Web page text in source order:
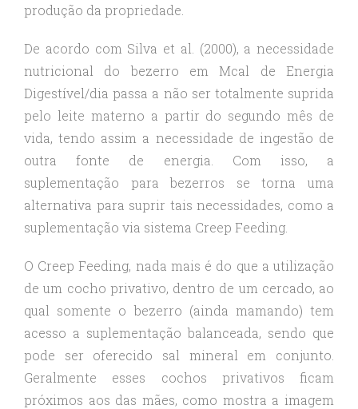
produção da propriedade.
De acordo com Silva et al. (2000), a necessidade
nutricional do bezerro em Mcal de Energia
Digestível/dia passa a não ser totalmente suprida
pelo leite materno a partir do segundo mês de
vida, tendo assim a necessidade de ingestão de
outra fonte de energia. Com isso, a
suplementação para bezerros se torna uma
alternativa para suprir tais necessidades, como a
suplementação via sistema Creep Feeding.
O Creep Feeding, nada mais é do que a utilização
de um cocho privativo, dentro de um cercado, ao
qual somente o bezerro (ainda mamando) tem
acesso a suplementação balanceada, sendo que
pode ser oferecido sal mineral em conjunto.
Geralmente esses cochos privativos ficam
próximos aos das mães, como mostra a imagem